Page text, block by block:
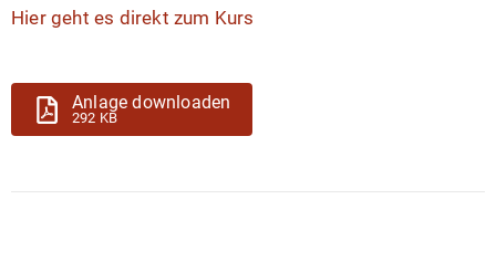
Hier geht es direkt zum Kurs
Anlage downloaden
292 KB